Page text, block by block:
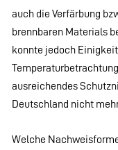
auch die Verfärbung
brennbaren Materials
konnte jedoch
ausreichendes
Deutschland nicht
Welche